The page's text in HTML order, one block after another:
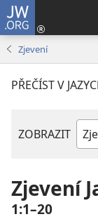
JW.ORG
Zjevení
PŘEČÍST V
ZOBRAZIT
Zjevení
1:1–20